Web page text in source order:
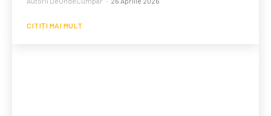
CITIȚI MAI MULT